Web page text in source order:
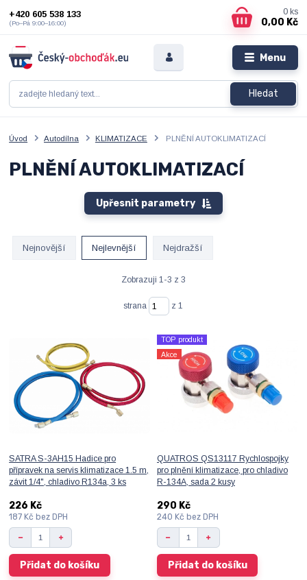
Menu
Hledat
+420 605 538 133
(Po–Pá 9:00–16:00)
0 ks
0,00 Kč
Úvod Autodílna KLIMATIZACE PLNĚNÍ AUTOKLIMATIZACÍ
PLNĚNÍ AUTOKLIMATIZACÍ
Upřesnit parametry
Nejnovější Nejlevnější Nejdražší
Zobrazuji 1-3 z 3
strana z 1
SATRA S-3AH15 Hadice pro
přípravek na servis klimatizace 1.5 m,
závit 1/4", chladivo R134a, 3 ks
226 Kč
187 Kč bez DPH
Přidat do košíku
TOP produkt
Akce
QUATROS QS13117 Rychlospojky
pro plnění klimatizace, pro chladivo
R-134A, sada 2 kusy
290 Kč
240 Kč bez DPH
Přidat do košíku